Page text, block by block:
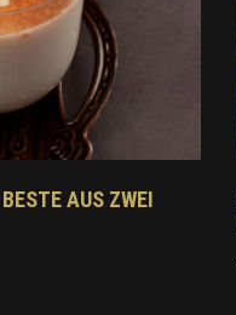
AUS ZWEI